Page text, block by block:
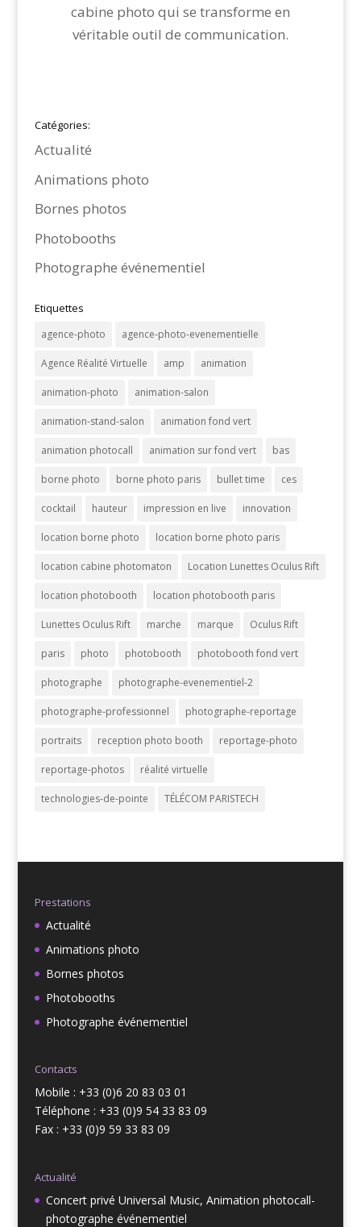
cabine photo qui se transforme en
véritable outil de communication.
Catégories:
Actualité
Animations photo
Bornes photos
Photobooths
Photographe événementiel
Etiquettes
agence-photo agence-photo-evenementielle
Agence Réalité Virtuelle amp animation
animation-photo animation-salon
animation-stand-salon animation fond vert
animation photocall animation sur fond vert bas
borne photo borne photo paris bullet time ces
cocktail hauteur impression en live innovation
location borne photo location borne photo paris
location cabine photomaton Location Lunettes Oculus Rift
location photobooth location photobooth paris
Lunettes Oculus Rift marche marque Oculus Rift
paris photo photobooth photobooth fond vert
photographe photographe-evenementiel-2
photographe-professionnel photographe-reportage
portraits reception photo booth reportage-photo
reportage-photos réalité virtuelle
technologies-de-pointe TÉLÉCOM PARISTECH
Prestations
Actualité
Animations photo
Bornes photos
Photobooths
Photographe événementiel
Contacts
Mobile : +33 (0)6 20 83 03 01
Téléphone : +33 (0)9 54 33 83 09
Fax : +33 (0)9 59 33 83 09
Actualité
Concert privé Universal Music, Animation photocall-
photographe événementiel